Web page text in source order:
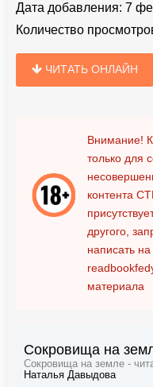
Дата добавления: 7
Количество
ЧИТАТЬ ОНЛАЙН
Внимание!
только для
контента
другого,
написать на
материала
Сокровища на
Сокровища на земле -
Наталья Давыдова